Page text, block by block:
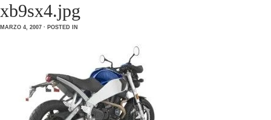
xb9sx4.jpg
MARZO 4, 2007 · POSTED IN